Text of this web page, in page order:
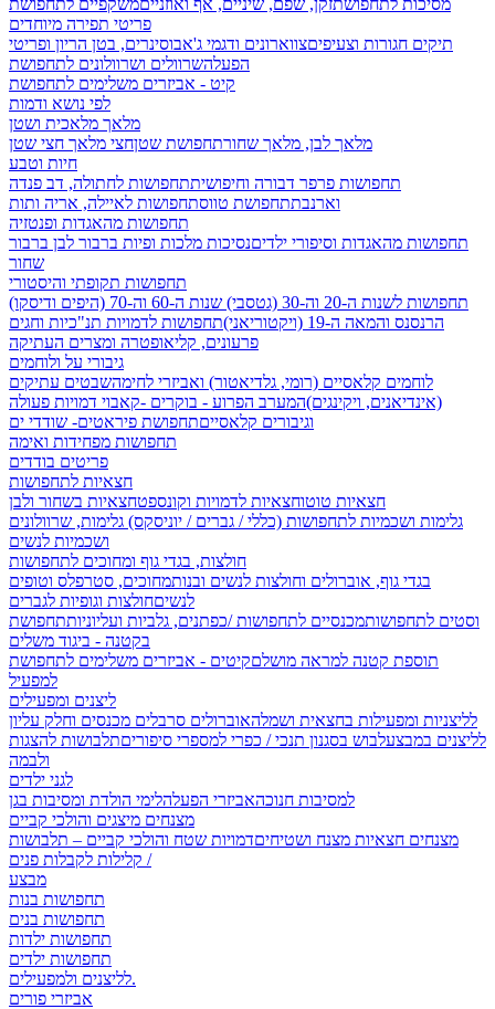
מסיכות לתחפושתזקן, שפם, שיניים, אף ואוזנייםמשקפיים לתחפושת
פריטי תפירה מיוחדים
תיקים חגורות וצעיפיםצווארונים ודגמי ג'אבוסינרים, בטן הריון ופריטי
הפעלהשרוולים ושרוולונים לתחפושת
קיט - אביזרים משלימים לתחפושת
לפי נושא ודמות
מלאך מלאכית ושטן
מלאך לבן, מלאך שחורתחפושת שטןחצי מלאך חצי שטן
חיות וטבע
תחפושות פרפר דבורה וחיפושיתתחפושות לחתולה, דב פנדה
וארנבתתחפושת טווסתחפושות לאיילה, אריה ותות
תחפושות מהאגדות ופנטזיה
תחפושות מהאגדות וסיפורי ילדיםנסיכות מלכות ופיות ברבור לבן ברבור
שחור
תחפושות תקופתי והיסטורי
תחפושות לשנות ה-20 וה-30 (גטסבי)
שנות ה-60 וה-70 (היפים ודיסקו)
הרנסנס והמאה ה-19 (ויקטוריאני)
תחפושות לדמויות תנ"כיות וחגים
פרעונים, קליאופטרה ומצרים העתיקה
גיבורי על ולוחמים
לוחמים קלאסיים (רומי, גלדיאטור) ואביזרי לחימהשבטים עתיקים
(אינדיאנים, ויקינגים)המערב הפרוע - בוקרים -קאבוי דמויות פעולה
וגיבורים קלאסייםתחפושת פיראטים- שודדי ים
תחפושות מפחידות ואימה
פריטים בודדים
חצאיות לתחפושות
חצאיות טוטוחצאיות לדמויות וקונספטחצאיות בשחור ולבן
גלימות ושכמיות לתחפושות (כללי / גברים / יוניסקס) גלימות, שרוולונים
ושכמיות לנשים
חולצות, בגדי גוף ומחוכים לתחפושות
בגדי גוף, אוברולים וחולצות לנשים ובנותמחוכים, סטרפלס וטופים
לנשיםחולצות וגופיות לגברים
וסטים לתחפושותמכנסיים לתחפושות /כפתנים, גלביות ועליוניותתחפושת
בקטנה - ביגוד משלים
תוספת קטנה למראה מושלםקיטים - אביזרים משלימים לתחפושת
למפעיל
ליצנים ומפעילים
לליצניות ומפעילות בחצאית ושמלהאוברולים סרבלים מכנסים וחלק עליון
לליצנים במבצעלבוש בסגנון תנכי / כפרי למספרי סיפוריםתלבושות להצגות
ולבמה
לגני ילדים
למסיבות חנוכהאביזרי הפעלהלימי הולדת ומסיבות בגן
מצנחים מיצגים והולכי קביים
מצנחים חצאיות מצנח ושטיחיםדמויות שטח והולכי קביים – תלבושות
קלילות לקבלות פנים /
מבצע
תחפושות בנות
תחפושות בנים
תחפושות ילדות
תחפושות ילדים
לליצנים ולמפעילים.
אביזרי פורים